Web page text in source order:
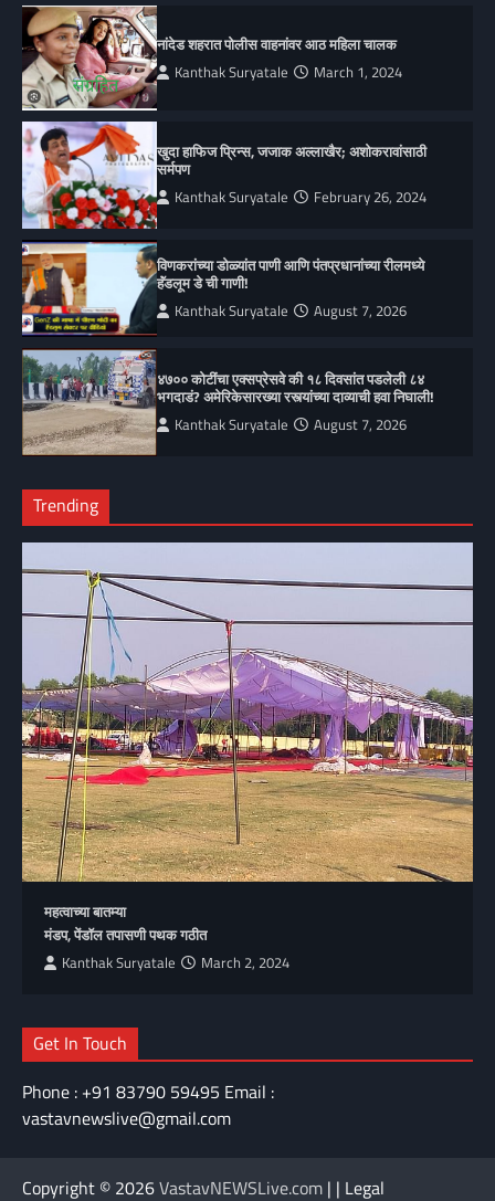
नांदेड शहरात पोलीस वाहनांवर आठ महिला चालक
Kanthak Suryatale March 1, 2024
खुदा हाफिज प्रिन्स, जजाक अल्लाखैर; अशोकरावांसाठी
सर्मपण
Kanthak Suryatale February 26, 2024
विणकरांच्या डोळ्यांत पाणी आणि पंतप्रधानांच्या रीलमध्ये
हॅंडलूम डे ची गाणी!
Kanthak Suryatale August 7, 2026
४७०० कोटींचा एक्सप्रेसवे की १८ दिवसांत पडलेली ८४
भगदाडं? अमेरिकेसारख्या रस्त्यांच्या दाव्याची हवा निघाली!
Kanthak Suryatale August 7, 2026
Trending
महत्वाच्या बातम्या
मंडप, पेंडॉल तपासणी पथक गठीत
Kanthak Suryatale March 2, 2024
Get In Touch
Phone : +91 83790 59495 Email :
vastavnewslive@gmail.com
Copyright © 2026VastavNEWSLive.com | | Legal